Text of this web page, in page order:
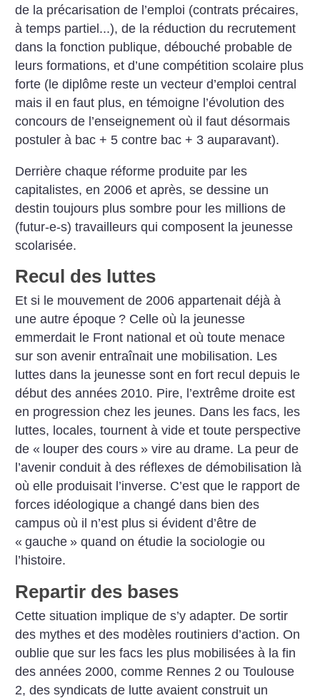
de la précarisation de l’emploi (contrats précaires,
à temps partiel...), de la réduction du recrutement
dans la fonction publique, débouché probable de
leurs formations, et d’une compétition scolaire plus
forte (le diplôme reste un vecteur d’emploi central
mais il en faut plus, en témoigne l’évolution des
concours de l’enseignement où il faut désormais
postuler à bac + 5 contre bac + 3 auparavant).
Derrière chaque réforme produite par les
capitalistes, en 2006 et après, se dessine un
destin toujours plus sombre pour les millions de
(futur-e-s) travailleurs qui composent la jeunesse
scolarisée.
Recul des luttes
Et si le mouvement de 2006 appartenait déjà à
une autre époque ? Celle où la jeunesse
emmerdait le Front national et où toute menace
sur son avenir entraînait une mobilisation. Les
luttes dans la jeunesse sont en fort recul depuis le
début des années 2010. Pire, l’extrême droite est
en progression chez les jeunes. Dans les facs, les
luttes, locales, tournent à vide et toute perspective
de « louper des cours » vire au drame. La peur de
l’avenir conduit à des réflexes de démobilisation là
où elle produisait l’inverse. C’est que le rapport de
forces idéologique a changé dans bien des
campus où il n’est plus si évident d’être de
« gauche » quand on étudie la sociologie ou
l’histoire.
Repartir des bases
Cette situation implique de s’y adapter. De sortir
des mythes et des modèles routiniers d’action. On
oublie que sur les facs les plus mobilisées à la fin
des années 2000, comme Rennes 2 ou Toulouse
2, des syndicats de lutte avaient construit un